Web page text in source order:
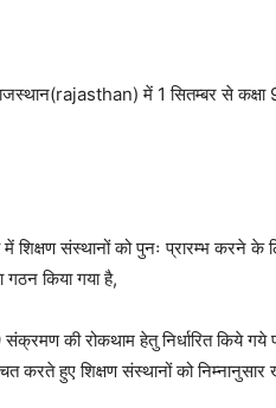
में 1 सितम्बर से कक्षा
संस्थानों को पुनः प्रारम्भ करने के
किया गया है,
की रोकथाम हेतु निर्धारित किये गये
करते हुए शिक्षण संस्थानों को